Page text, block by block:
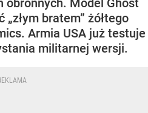
obronnych. Model Ghost
bratem” żółtego
Armia USA już testuje
militarnej wersji.